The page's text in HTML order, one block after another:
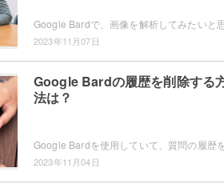
2023年11月07日
Google Bardの履歴を削除する
法は？
2023年11月04日